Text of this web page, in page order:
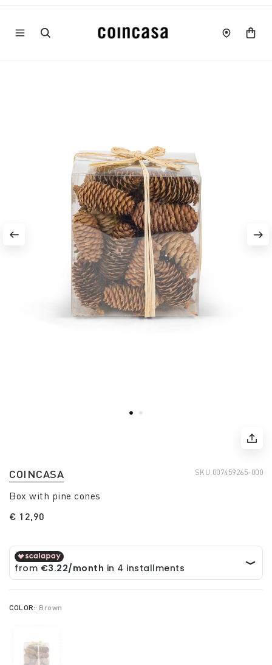
COINCASA SKU. 007459265-000
Box with pine cones
€ 12,90
COLOR: Brown